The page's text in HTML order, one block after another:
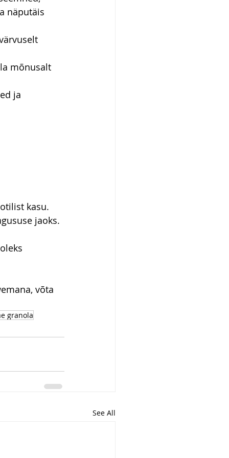
näputäis
mõnusalt
ja
kasu.
jaoks.
võta
granola
See All